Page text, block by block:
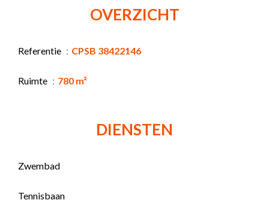
OVERZICHT
Referentie CPSB 38422146
Ruimte 780 m²
DIENSTEN
Zwembad
Tennisbaan